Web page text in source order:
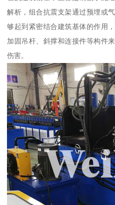
解析，组合抗震支架通过预埋或
够起到紧密结合建筑基体的作用
加固吊杆、斜撑和连接件等构件
伤害。